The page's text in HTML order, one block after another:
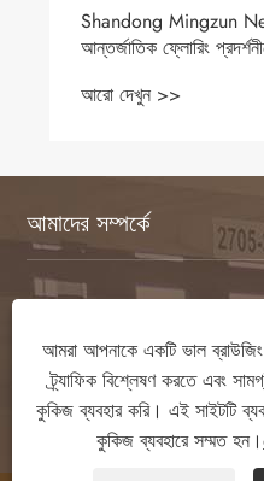
Shandong Mingzun
আন্তর্জাতিক ফ্লোরিং
আরো দেখুন >>
আমাদের সম্পর্কে
পণ্য
যোগাযোগ করুন
আমরা আপনাকে একটি ভাল
ট্র্যাফিক বিশ্লেষণ করতে এবং
কুকিজ ব্যবহার করি। এই সাইটটি
কুকিজ ব্যবহারে সম্মত হন।